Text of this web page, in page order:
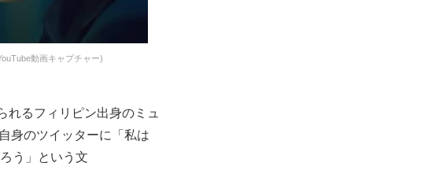
動画キャプチャー)
れるフィリピン出身のミュ
身のツイッターに「私は
う」という文